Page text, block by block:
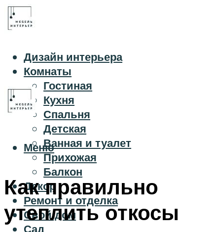
Дизайн интерьера
Комнаты
Гостиная
Кухня
Спальня
Детская
Ванная и туалет
Прихожая
Балкон
Декор
Ремонт и отделка
Свой дом
Сад
Меню
Как правильно
утеплить откосы